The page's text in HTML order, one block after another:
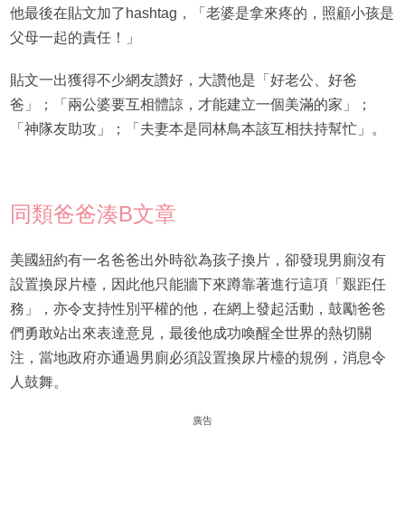
他最後在貼文加了hashtag，「老婆是拿來疼的，照顧小孩是
父母一起的責任！」
貼文一出獲得不少網友讚好，大讚他是「好老公、好爸
爸」；「兩公婆要互相體諒，才能建立一個美滿的家」；
「神隊友助攻」；「夫妻本是同林鳥本該互相扶持幫忙」。
同類爸爸湊B文章
美國紐約有一名爸爸出外時欲為孩子換片，卻發現男廁沒有
設置換尿片檯，因此他只能牆下來蹲靠著進行這項「艱距任
務」，亦令支持性別平權的他，在網上發起活動，鼓勵爸爸
們勇敢站出來表達意見，最後他成功喚醒全世界的熱切關
注，當地政府亦通過男廁必須設置換尿片檯的規例，消息令
人鼓舞。
廣告